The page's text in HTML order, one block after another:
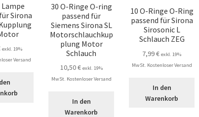
Lampe
Sirona
exkl. 19%
Versand
30 O-Ringe O-ring
passend für
Siemens Sirona SL
Motorschlauchkup
plung Motor
Schlauch
10,50€ exkl. 19%
MwSt. Kostenloser Versand
In den
Warenkorb
10 O-Ringe O-Ring
passend für Sirona
Sirosonic L
Schlauch ZEG
7,99€ exkl. 19%
MwSt. Kostenloser Versand
In den
Warenkorb